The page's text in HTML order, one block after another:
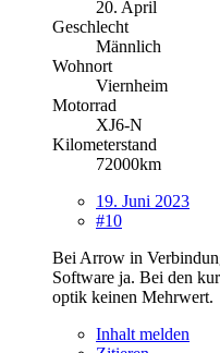
20. April
Geschlecht
Männlich
Wohnort
Viernheim
Motorrad
XJ6-N
Kilometerstand
72000km
19. Juni 2023
#10
Bei Arrow in
Software ja. Bei den
optik keinen Mehrwert.
Inhalt melden